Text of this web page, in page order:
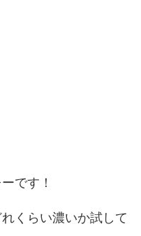
です！
くらい濃いか試して